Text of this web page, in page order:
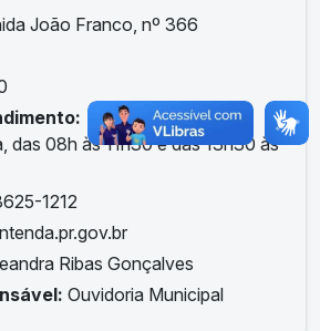
João Franco, nº 366
das 08h às 11h30 e das 13h30 às
1212
Ribas Gonçalves
Ouvidoria Municipal